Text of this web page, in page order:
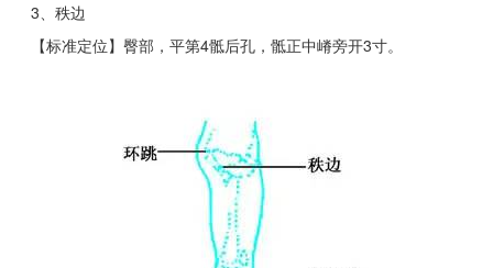
3、秩边
【标准定位】臀部，平第4骶后孔，骶正中嵴旁开3寸。